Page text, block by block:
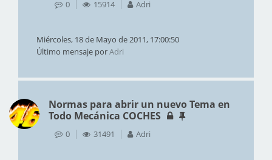
0 15914 Adri
Miércoles, 18 de Mayo de 2011, 17:00:50
Último mensaje porAdri
Normas para abrir un nuevo Tema en
Todo Mecánica COCHES
0 31491 Adri